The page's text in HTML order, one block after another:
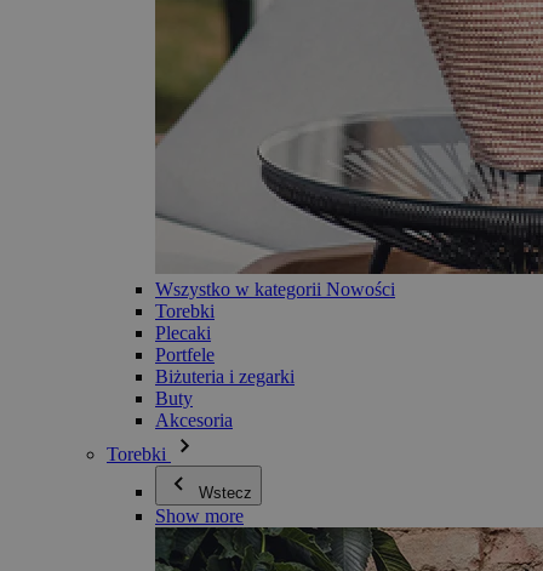
Wszystko w kategorii Nowości
Torebki
Plecaki
Portfele
Biżuteria i zegarki
Buty
Akcesoria
Torebki
Wstecz
Show more